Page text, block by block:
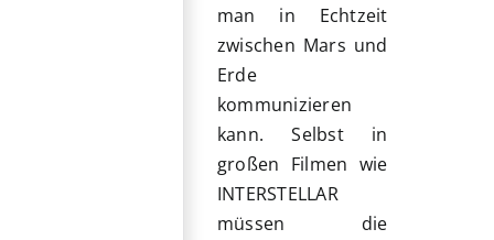
man in Echtzeit
zwischen Mars und
Erde
kommunizieren
kann. Selbst in
großen Filmen wie
INTERSTELLAR
müssen die